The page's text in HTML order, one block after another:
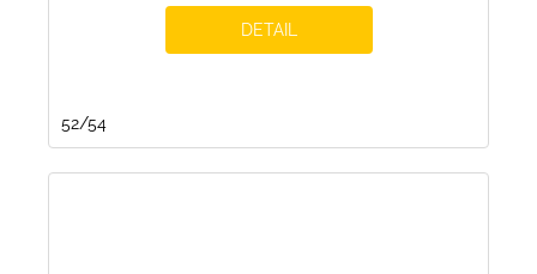
DETAIL
52/54